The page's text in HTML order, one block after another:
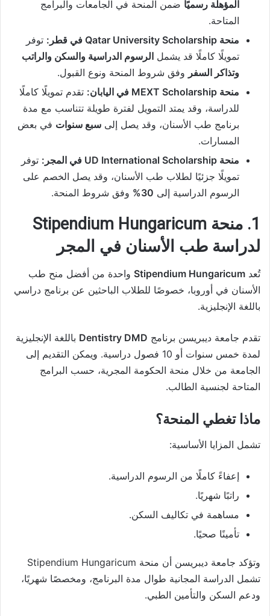
المؤهلة رسميًا ضمن المنحة في الجامعات والبرامج
المتاحة.
منحة Qatar University Scholarship في قطر:
توفر
تمويلًا كاملًا قد يشمل الرسوم الدراسية والسكن والراتب
وتذاكر السفر وفق شروط المنحة ونوع القبول.
منحة MEXT Scholarship في اليابان:
تقدم تمويلًا كاملًا
للدراسة، وقد يمتد التمويل لفترة طويلة تتناسب مع مدة
برنامج طب الأسنان، وقد يصل إلى سبع سنوات في بعض
المسارات.
منحة UD International Scholarship في المجر:
توفر
تمويلًا جزئيًا لطلاب طب الأسنان، وقد يصل الخصم على
الرسوم الدراسية إلى 30% وفق شروط المنحة.
1. منحة Stipendium Hungaricum
لدراسة طب الأسنان في المجر
تُعد Stipendium Hungaricum واحدة من أفضل منح طب
الأسنان في أوروبا، خصوصًا للطلاب الباحثين عن برنامج دراسي
باللغة الإنجليزية.
تقدم جامعة ديبريسن برنامج Dentistry DMD باللغة الإنجليزية
لمدة خمس سنوات أو 10 فصول دراسية. ويمكن التقديم إلى
الجامعة من خلال منحة الحكومة المجرية، حسب البرامج
المتاحة لجنسية الطالب.
ماذا تغطي المنحة؟
تشمل المزايا الأساسية:
إعفاءً كاملًا من الرسوم الدراسية.
راتبًا شهريًا.
مساهمة في تكاليف السكن.
تأمينًا صحيًا.
وتؤكد جامعة ديبريسن أن منحة Stipendium Hungaricum
تشمل الدراسة المجانية طوال مدة البرنامج، ومخصصًا شهريًا،
ودعم السكن والتأمين الطبي.